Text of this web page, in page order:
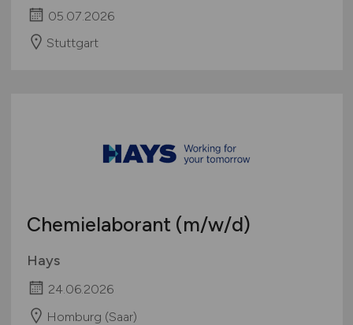
05.07.2026
Stuttgart
Chemielaborant (m/w/d)
Hays
24.06.2026
Homburg (Saar)